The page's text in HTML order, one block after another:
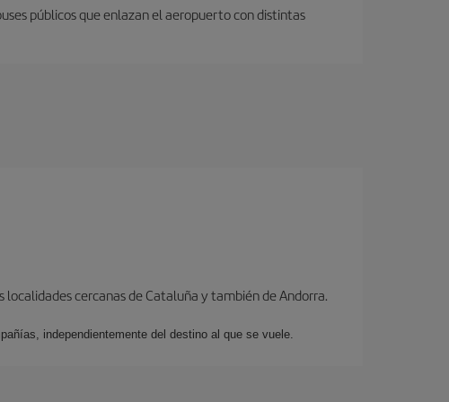
públicos que enlazan el aeropuerto con distintas
cercanas de Cataluña y también de Andorra.
independientemente del destino al que se vuele.